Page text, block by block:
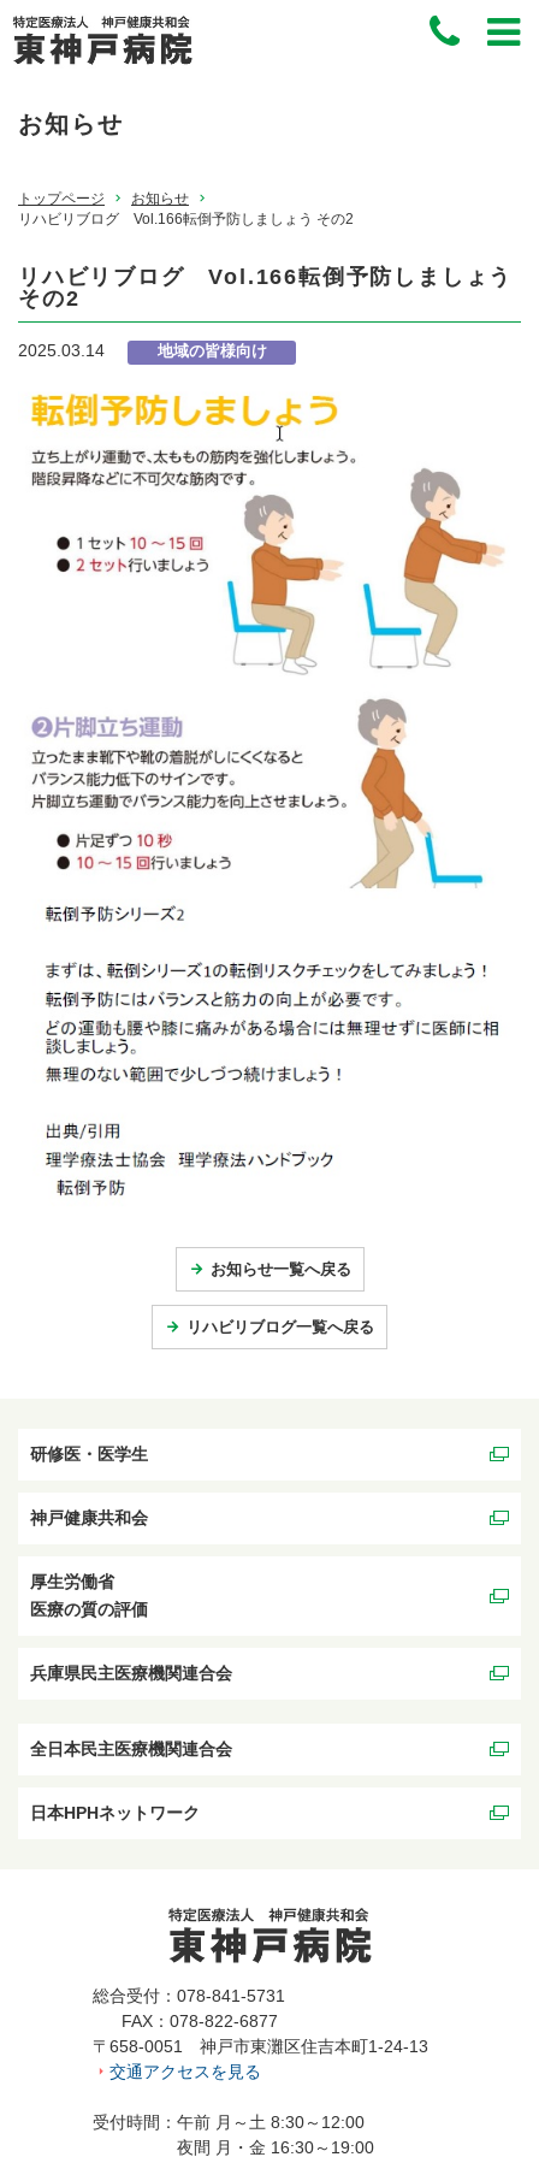
お知らせ
トップページ
お知らせ
リハビリブログ Vol.166転倒予防しましょう その2
リハビリブログ Vol.166転倒予防しましょう
その2
2025.03.14 地域の皆様向け
お知らせ一覧へ戻る
リハビリブログ一覧へ戻る
研修医・医学生
神戸健康共和会
厚生労働省
医療の質の評価
兵庫県民主医療機関連合会
全日本民主医療機関連合会
日本HPHネットワーク
総合受付：078-841-5731
FAX：078-822-6877
〒658-0051 神戸市東灘区住吉本町1-24-13
交通アクセスを見る
受付時間：午前 月～土 8:30～12:00
夜間 月・金 16:30～19:00